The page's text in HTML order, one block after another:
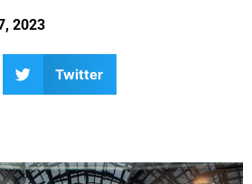
2023
Twitter